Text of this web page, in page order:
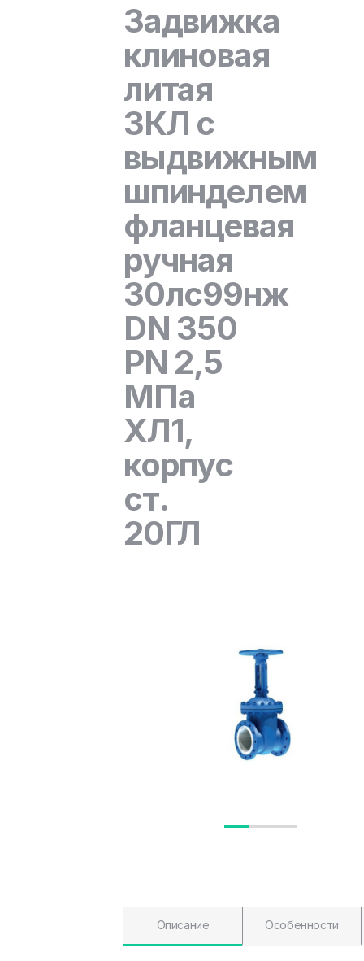
Задвижка
клиновая
литая
ЗКЛ с
выдвижным
шпинделем
фланцевая
ручная
30лс99нж
DN 350
PN 2,5
МПа
ХЛ1,
корпус
ст.
20ГЛ
Описание Особенности